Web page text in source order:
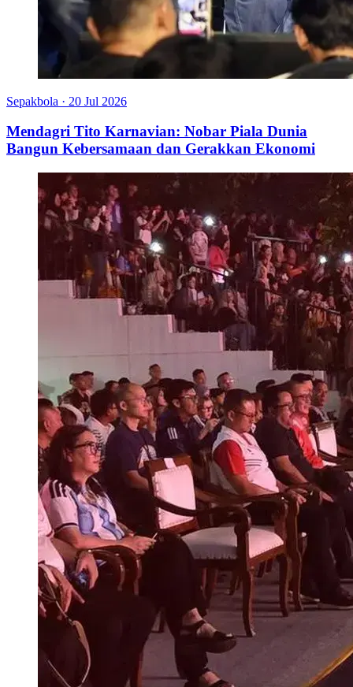
Sepakbola · 20 Jul 2026
Mendagri Tito Karnavian: Nobar Piala Dunia
Bangun Kebersamaan dan Gerakkan Ekonomi